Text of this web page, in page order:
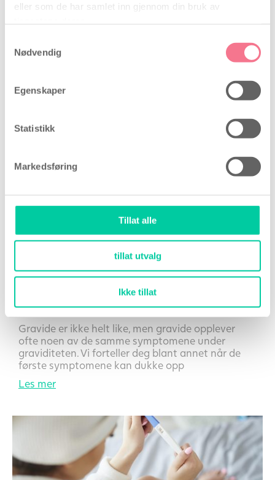
eller som de har samlet inn gjennom din bruk av
Nødvendig
Egenskaper
Statistikk
Markedsføring
Tillat alle
tillat utvalg
Ikke tillat
ForfatterIda Madsen
bære fram et barn være en viktig del av ditt liv.
Våre eggløsningstester kan hjelpe deg å bli en
Kvinnehelse Kvinnehelse og graviditet er naturlig
Les mer
Hvilke symptomer på graviditet kan man ha når man er
ForfatterIda Madsen, 11 mars 2018
Gravide er ikke helt like, men gravide opplever
ofte noen av de samme symptomene under
graviditeten. Vi forteller deg blant annet når de
første symptomene kan dukke opp
Les mer